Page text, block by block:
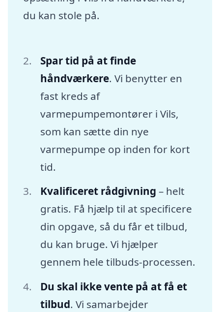
du kan stole på.
Spar tid på at finde
håndværkere. Vi benytter en
fast kreds af
varmepumpemontører i Vils,
som kan sætte din nye
varmepumpe op inden for kort
tid.
Kvalificeret rådgivning – helt
gratis. Få hjælp til at specificere
din opgave, så du får et tilbud,
du kan bruge. Vi hjælper
gennem hele tilbuds-processen.
Du skal ikke vente på at få et
tilbud. Vi samarbejder